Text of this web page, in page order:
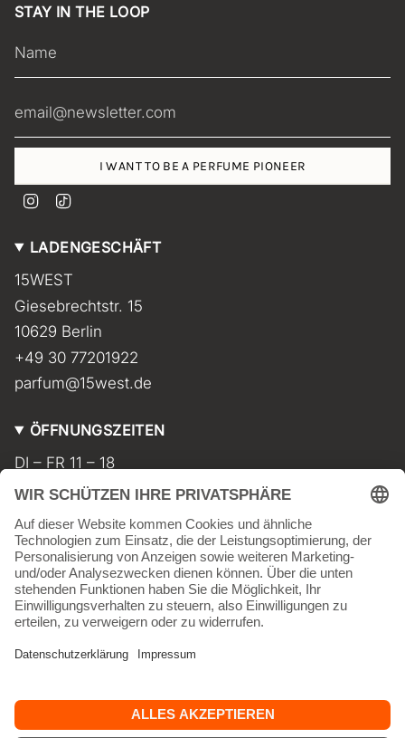
STAY IN THE LOOP
I WANT TO BE A PERFUME PIONEER
t
g
a
m
T
k
LADENGESCHÄFT
15WEST
Giesebrechtstr. 15
10629 Berlin
+49 30 77201922
parfum@15west.de
ÖFFNUNGSZEITEN
DI – FR 11 – 18
SA 11 – 17
MO geschlossen
INFORMATIONEN
Kontakt
Impressum
AGB